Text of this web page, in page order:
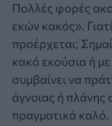
Πολλές φορές
εκών κακός».
προέρχεται;
κακό εκούσια ή
συμβαίνει να
άγνοιας ή πλάνης
πραγματικά καλό.